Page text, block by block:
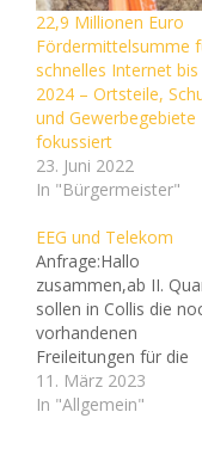
22,9 Millionen Euro
Fördermittelsumme
schnelles Internet bis
2024 – Ortsteile,
und Gewerbegebiete
fokussiert
23. Juni 2022
In "Bürgermeister"
EEG und Telekom
Anfrage:Hallo
zusammen,ab II.
sollen in Collis die
vorhandenen
Freileitungen für die
Stromversorgung
entfernt und durch
11. März 2023
In "Allgemein"